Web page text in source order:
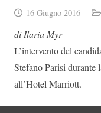
16 Giugno 2016
di Ilaria Myr
L’intervento del
Stefano Parisi durante
all’Hotel Marriott.